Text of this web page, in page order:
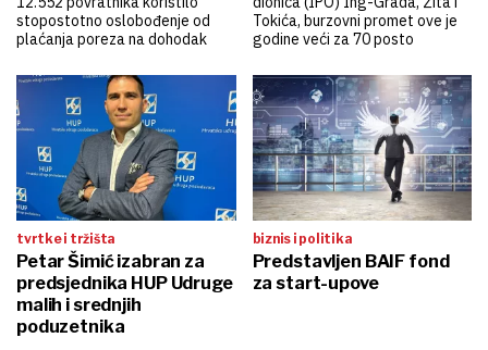
stopostotno oslobođenje od
plaćanja poreza na dohodak
Tokića, burzovni promet ove je
godine veći za 70 posto
tvrtke i tržišta
Petar Šimić izabran za
predsjednika HUP Udruge
malih i srednjih
poduzetnika
biznis i politika
Predstavljen BAIF fond
za start-upove